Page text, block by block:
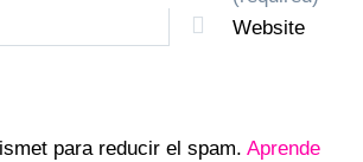
Website
para reducir el spam. Aprende